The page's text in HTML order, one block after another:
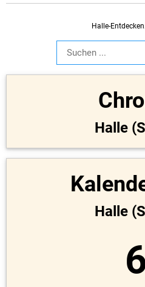
Halle-
Halle
Halle